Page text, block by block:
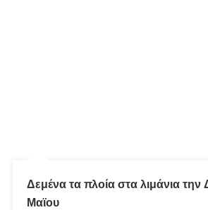
Δεμένα τα πλοία στα λιμάνια την
Μαϊου